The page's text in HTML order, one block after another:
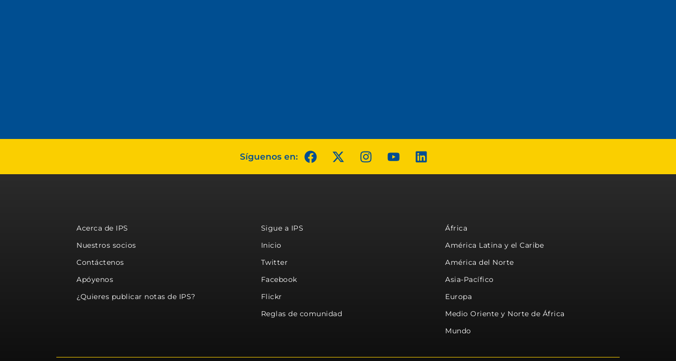
Síguenos en:
Acerca de IPS
Nuestros socios
Contáctenos
Apóyenos
¿Quieres publicar notas de IPS?
Sigue a IPS
Inicio
Twitter
Facebook
Flickr
Reglas de comunidad
África
América Latina y el Caribe
América del Norte
Asia-Pacífico
Europa
Medio Oriente y Norte de África
Mundo